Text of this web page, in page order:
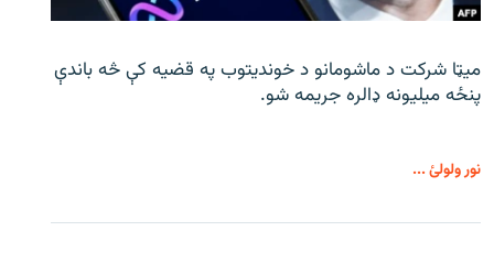
میټا شرکت د ماشومانو د خوندیتوب په قضیه کې څه باندې
پنځه میلیونه ډالره جریمه شو.
نور ولولئ ...